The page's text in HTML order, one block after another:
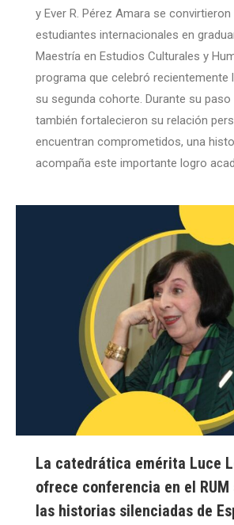
y Ever R. Pérez Amara se
estudiantes internacionales en
Maestría en Estudios Culturales y
programa que celebró recientemente
su segunda cohorte. Durante su
también fortalecieron su relación
encuentran comprometidos, una
acompaña este importante logro
La catedrática emérita Luce
ofrece conferencia en el RUM
las historias silenciadas de